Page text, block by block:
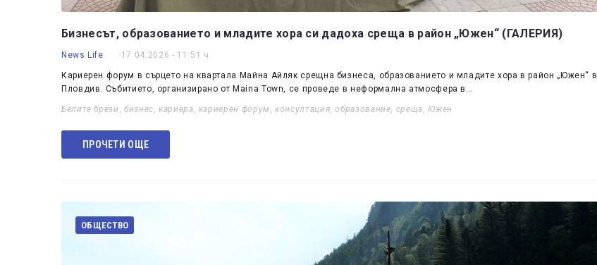
Бизнесът, образованието и младите хора си дадоха среща в район „Южен“ (ГАЛЕРИЯ)
News Life 17.04.2026 - 11:51 ч.
Кариерен форум в сърцето на квартала Майна Айляк срещна бизнеса, образованието и младите хора в район „Южен“ в
Пловдив. Събитието, организирано от Maina Town, се проведе в неформална атмосфера в…
Белите брези , бизнес,кариера, кариерен форум ,консултация,образование, среща,Южен
ПРОЧЕТИ ОЩЕ
ОБЩЕСТВО